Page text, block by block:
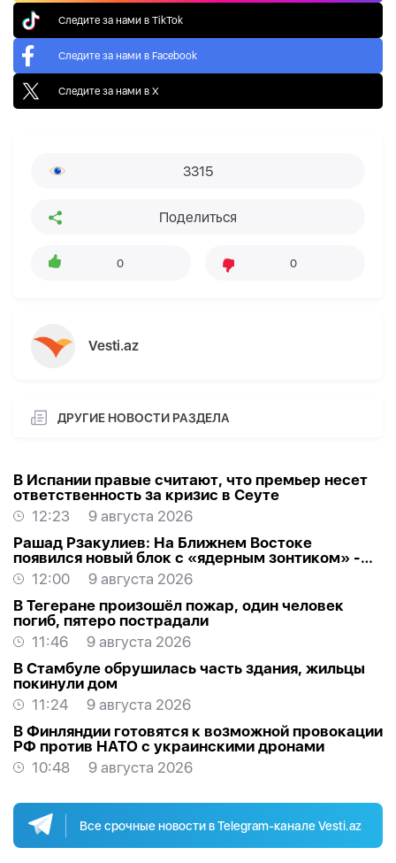
Следите за нами в TikTok
Следите за нами в Facebook
Следите за нами в X
3315
Поделиться
0 0
Vesti.az
ДРУГИЕ НОВОСТИ РАЗДЕЛА
В Испании правые считают, что премьер несет
ответственность за кризис в Сеуте
12:23
9 августа 2026
Рашад Рзакулиев: На Ближнем Востоке
появился новый блок с «ядерным зонтиком» -
МНЕНИЕ ЭКСПЕРТА
12:00
9 августа 2026
В Тегеране произошёл пожар, один человек
погиб, пятеро пострадали
11:46
9 августа 2026
В Стамбуле обрушилась часть здания, жильцы
покинули дом
11:24
9 августа 2026
В Финляндии готовятся к возможной провокации
РФ против НАТО с украинскими дронами
10:48
9 августа 2026
Все срочные новости в Telegram-канале Vesti.az